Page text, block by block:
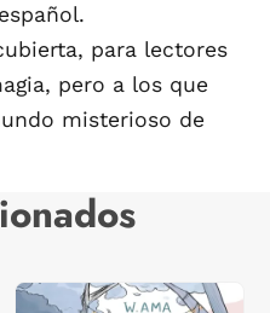
para lectores
pero a los que
misterioso de